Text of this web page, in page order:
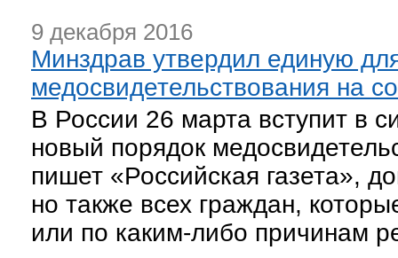
9 декабря 2016
Минздрав утвердил единую
медосвидетельствования на
В России 26 марта вступит в
новый порядок
пишет «Российская газета»,
но также всех граждан,
или по каким-либо причинам